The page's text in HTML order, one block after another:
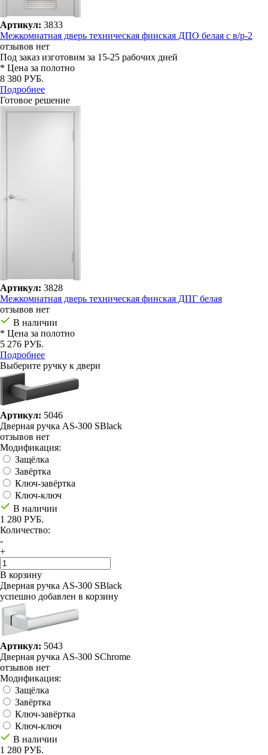
Артикул: 3833
Межкомнатная дверь техническая финская ДПО белая с в/р-2
отзывов нет
Под заказ изготовим за 15-25 рабочих дней
* Цена за полотно
8 380 РУБ.
Подробнее
Готовое решение
Артикул: 3828
Межкомнатная дверь техническая финская ДПГ белая
отзывов нет
В наличии
* Цена за полотно
5 276 РУБ.
Подробнее
Выберите ручку к двери
Артикул: 5046
Дверная ручка AS-300 SBlack
отзывов нет
Модификация:
Защёлка
Завёртка
Ключ-завёртка
Ключ-ключ
В наличии
1 280 РУБ.
Количество:
-
+
В корзину
Дверная ручка AS-300 SBlack
успешно добавлен в корзину
Артикул: 5043
Дверная ручка AS-300 SChrome
отзывов нет
Модификация:
Защёлка
Завёртка
Ключ-завёртка
Ключ-ключ
В наличии
1 280 РУБ.